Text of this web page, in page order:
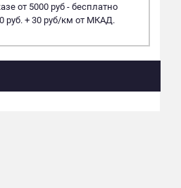
от 5000 руб - бесплатно
руб. + 30 руб/км от МКАД.